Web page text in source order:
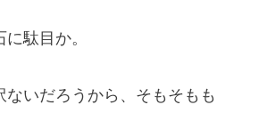
駄目か。
いだろうから、そもそもも